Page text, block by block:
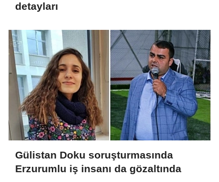
detayları
Gülistan Doku soruşturmasında
Erzurumlu iş insanı da gözaltında